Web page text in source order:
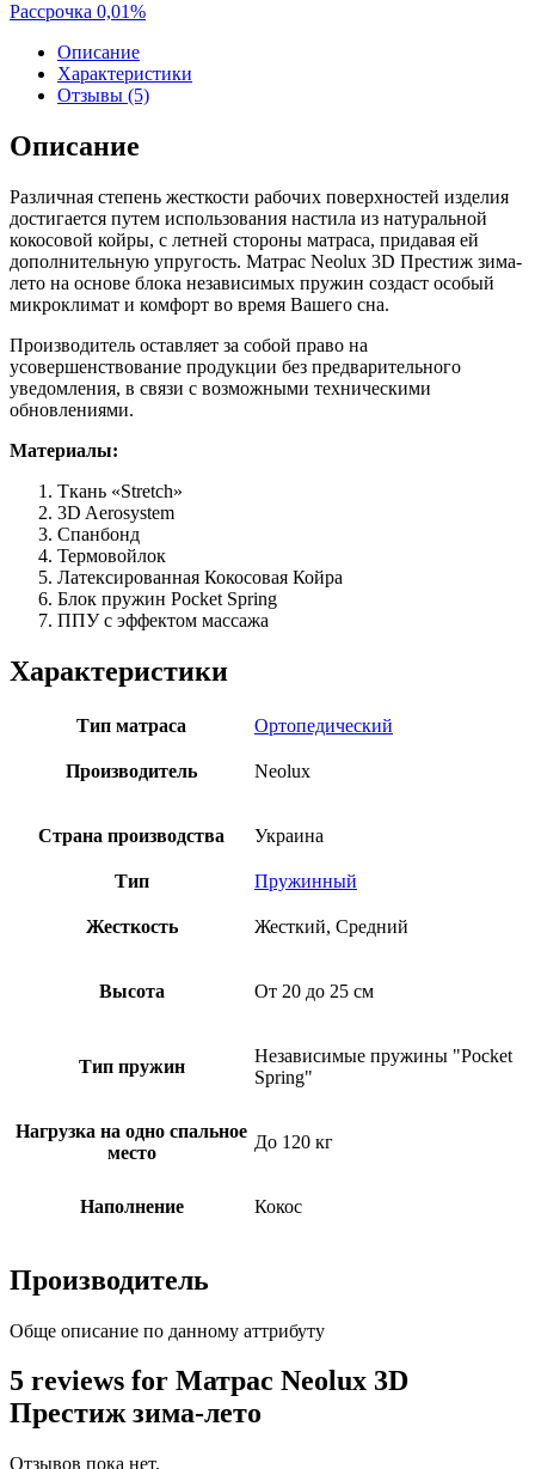
Рассрочка 0,01%
Описание
Характеристики
Отзывы (5)
Описание
Различная степень жесткости рабочих поверхностей изделия
достигается путем использования настила из натуральной
кокосовой койры, с летней стороны матраса, придавая ей
дополнительную упругость. Матрас Neolux 3D Престиж зима-
лето на основе блока независимых пружин создаст особый
микроклимат и комфорт во время Вашего сна.
Производитель оставляет за собой право на
усовершенствование продукции без предварительного
уведомления, в связи с возможными техническими
обновлениями.
Материалы:
Ткань «Stretch»
3D Aerosystem
Спанбонд
Термовойлок
Латексированная Кокосовая Койра
Блок пружин Pocket Spring
ППУ с эффектом массажа
Характеристики
Тип матраса Ортопедический
Производитель Neolux
Страна производства Украина
Тип Пружинный
Жесткость Жесткий, Средний
Высота От 20 до 25 см
Тип пружин
Независимые пружины "Pocket
Spring"
Нагрузка на одно спальное
место
До 120 кг
Наполнение Кокос
Производитель
Обще описание по данному аттрибуту
5 reviews for Матрас Neolux 3D
Престиж зима-лето
Отзывов пока нет.